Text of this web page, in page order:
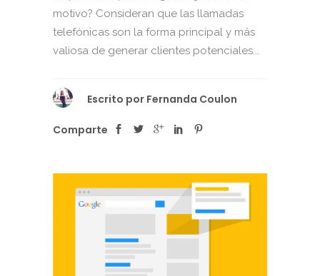
motivo? Consideran que las llamadas
telefónicas son la forma principal y más
valiosa de generar clientes potenciales...
Escrito por Fernanda Coulon
Comparte